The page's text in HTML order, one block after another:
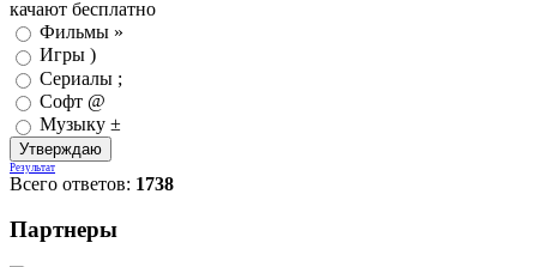
качают бесплатно
Фильмы »
Игры )
Сериалы ;
Софт @
Музыку ±
Результат
Всего ответов: 1738
Партнеры